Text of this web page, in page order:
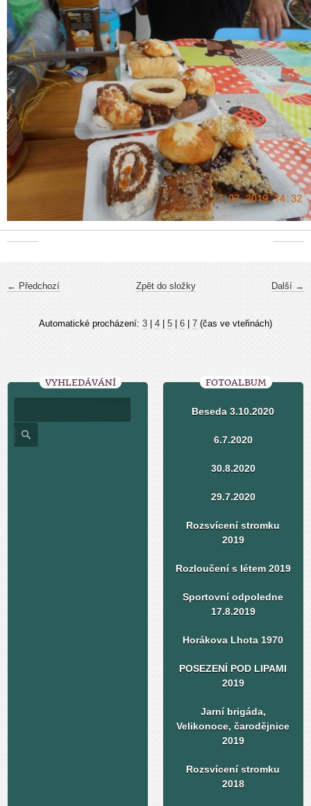
← Předchozí Další →
Zpět do složky
Automatické procházení: 3 4 5 6 7 (čas ve vteřinách)
VYHLEDÁVÁNÍ FOTOALBUM
Beseda 3.10.2020
6.7.2020
30.8.2020
29.7.2020
Rozsvícení stromku
2019
Rozloučení s létem 2019
Sportovní odpoledne
17.8.2019
Horákova Lhota 1970
POSEZENÍ POD LIPAMI
2019
Jarní brigáda,
Velikonoce, čarodějnice
2019
Rozsvícení stromku
2018